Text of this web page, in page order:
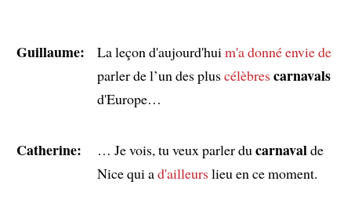
Guillaume: La leçon d'aujourd'hui m'a donné envie de
parler de l’un des pluscélèbrescarnavals
d'Europe…
Catherine: … Je vois, tu veux parler du carnavalde
Nice qui ad'ailleurslieu en ce moment.